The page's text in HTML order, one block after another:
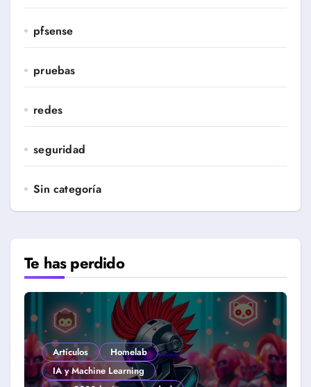
pfsense
pruebas
redes
seguridad
Sin categoría
Te has perdido
Artículos
Homelab
IA y Machine Learning